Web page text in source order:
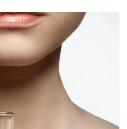
думать, что
генетической лотерее
для безупречного
вопрос похудения
крайне остро, так как
карточка. Как
и на какие жертвы
ради фигуры?